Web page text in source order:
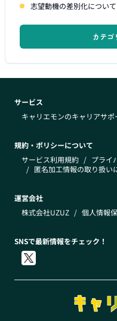
志望動機の差別化につい
カテゴ
サービス
キャリエモンのキャリアサポ
規約・ポリシーについて
サービス利用規約 / プライ
/ 匿名加工情報の取り扱い
運営会社
株式会社UZUZ / 個人情報
SNSで最新情報をチェック！